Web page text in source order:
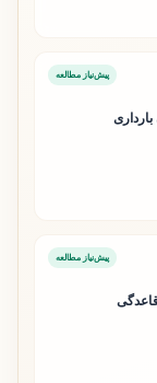
پیش‌نیاز مطالعه
پیش‌نیاز مطالعه